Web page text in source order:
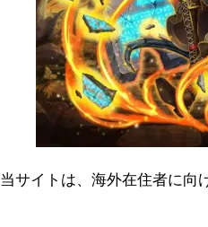
当サイトは、海外在住者に向